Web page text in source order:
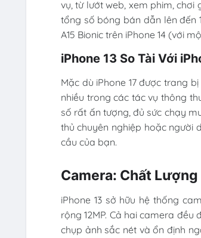
vụ, từ lướt web, xem phim, chơi
tổng số bóng bán dẫn lên đến
A15 Bionic trên iPhone 14 (với
iPhone 13 So Tài Với
Mặc dù iPhone 17 được trang
nhiều trong các tác vụ thông
số rất ấn tượng, đủ sức chạy
thủ chuyên nghiệp hoặc người
cầu của bạn.
Camera: Chất
iPhone 13 sở hữu hệ thống
rộng 12MP. Cả hai camera
chụp ảnh sắc nét và ổn định